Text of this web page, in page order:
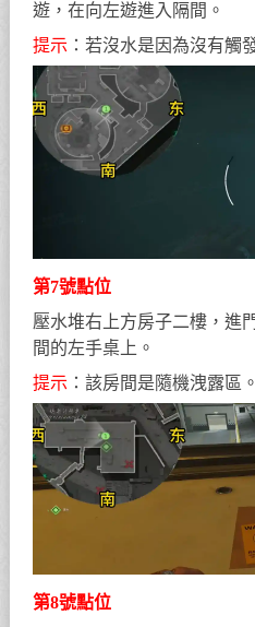
遊，在向左遊進入隔間。
提示 ：若沒水是因為沒有觸
第7號點位
壓水堆右上方房子二樓，進
間的左手桌上。
提示 ：該房間是隨機洩露區。
第8號點位